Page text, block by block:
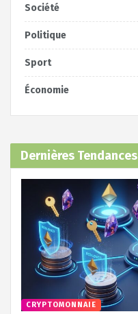
Société
Politique
Sport
Économie
Dernières Tendances
CRYPTOMONNAIE